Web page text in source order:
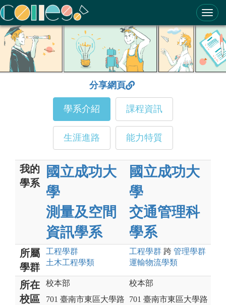
ColleGo! 大學選才與高中育才輔助系統
分享網頁
學系介紹 課程資訊
生涯進路 能力特質
我的
學系
國立成功大
學
測量及空間
資訊學系
國立成功大
學
交通管理科
學系
所屬
學群
工程學群
土木工程學類
工程學群 跨 管理學群
運輸物流學類
所在
校區
校本部
701 臺南市東區大學路
校本部
701 臺南市東區大學路